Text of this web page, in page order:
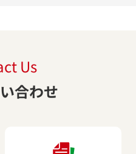
Us
合わせ